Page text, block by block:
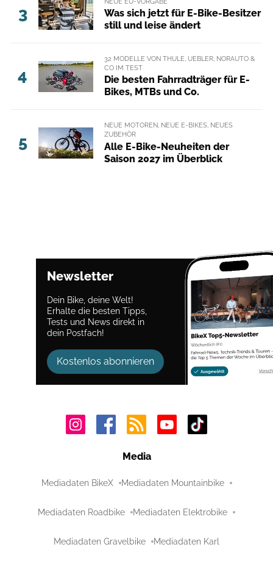
3
Was sich jetzt für E-Bike-Besitzer
still und leise ändert
4
32 MODELLE VON THULE, UEBLER, NORAUTO &
CO IM TEST
Die besten Fahrradträger für E-
Bikes, MTBs und Co.
5
NEUE MOTOREN, NEUE E-BIKES, NEUES
ZUBEHÖR
Alle E-Bike-Neuheiten der
Saison 2027 im Überblick
Newsletter
Dein Bike, deine Welt!
Erhalte die besten Tipps,
Tests und News direkt in
dein Postfach!
Kostenlos abonnieren
Media
Mediadaten BikeX Mediadaten Mountainbike
Mediadaten Roadbike Mediadaten Elektrobike
Mediadaten Gravelbike Mediadaten Karl